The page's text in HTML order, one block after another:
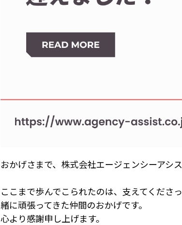
おかげさまで、株式会社エージェンシーアシ
ここまで歩んでこられたのは、支えてくださ
緒に頑張ってきた仲間のおかげです。
心より感謝申し上げます。